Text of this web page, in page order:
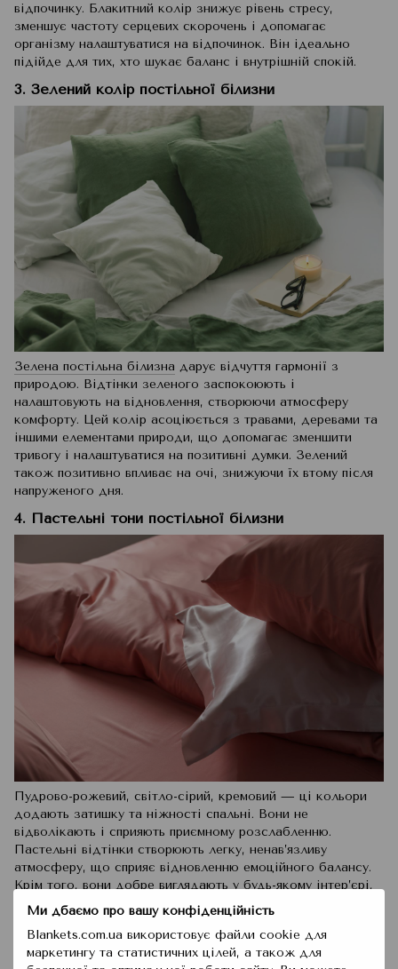
Ми дбаємо про вашу конфіденційність
Blankets.com.ua використовує файли cookie для
маркетингу та статистичних цілей, а також для
відпочинку. Блакитний колір знижує рівень стресу,
зменшує частоту серцевих скорочень і допомагає
організму налаштуватися на відпочинок. Він ідеально
підійде для тих, хто шукає баланс і внутрішній спокій.
3. Зелений колір постільної білизни
Зелена постільна білизна дарує відчуття гармонії з
природою. Відтінки зеленого заспокоюють і
налаштовують на відновлення, створюючи атмосферу
комфорту. Цей колір асоціюється з травами, деревами та
іншими елементами природи, що допомагає зменшити
тривогу і налаштуватися на позитивні думки. Зелений
також позитивно впливає на очі, знижуючи їх втому після
напруженого дня.
4. Пастельні тони постільної білизни
Пудрово-рожевий, світло-сірий, кремовий — ці кольори
додають затишку та ніжності спальні. Вони не
відволікають і сприяють приємному розслабленню.
Пастельні відтінки створюють легку, ненав’язливу
атмосферу, що сприяє відновленню емоційного балансу.
Крім того, вони добре виглядають у будь-якому інтер’єрі,
додаючи нотку елегантності.
5. Бежевий колір постільної білизни